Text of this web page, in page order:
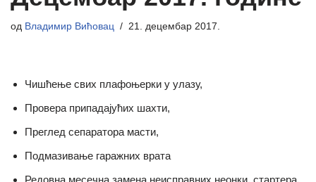
од Владимир Вићовац 21. децембар 2017.
Чишћење свих плафоњерки у улазу,
Провера припадајућих шахти,
Преглед сепаратора масти,
Подмазивање гаражних врата
Редовна месечна замена неисправних неонки, стартера,